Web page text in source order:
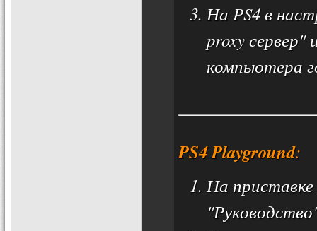
На PS4 в
proxy сервер"
компьютера
PS4 Playground:
На